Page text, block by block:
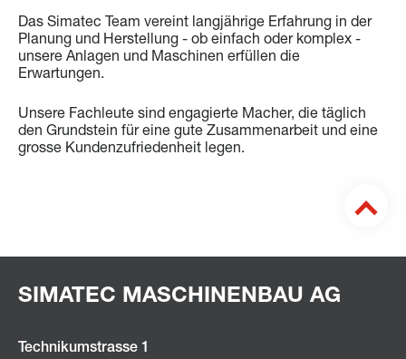
Das Simatec Team vereint langjährige Erfahrung in der
Planung und Herstellung - ob einfach oder komplex -
unsere Anlagen und Maschinen erfüllen die
Erwartungen.
Unsere Fachleute sind engagierte Macher, die täglich
den Grundstein für eine gute Zusammenarbeit und eine
grosse Kundenzufriedenheit legen.
SIMATEC MASCHINENBAU AG
Technikumstrasse 1